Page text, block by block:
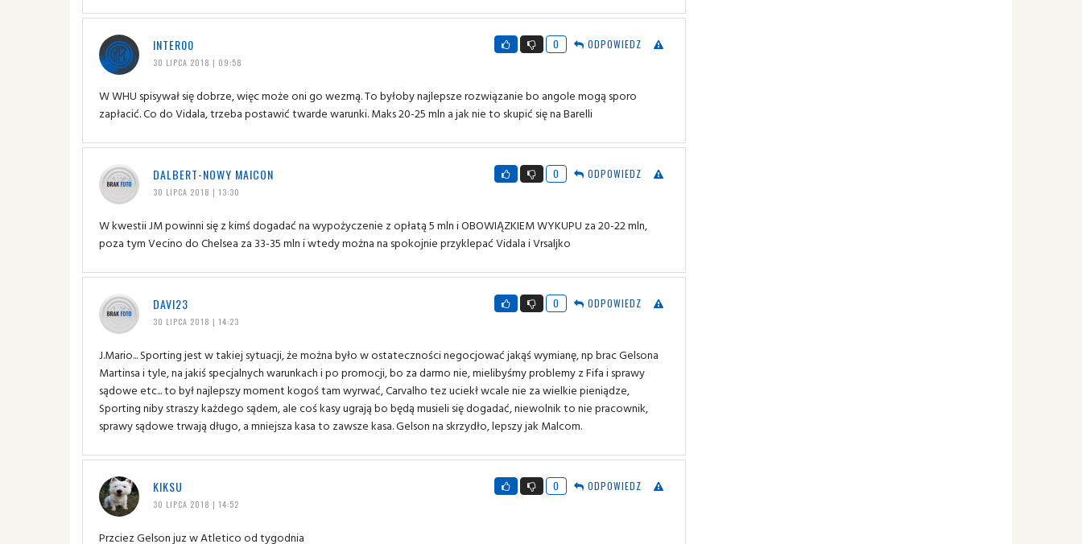
INTER00
30 LIPCA 2018 | 09:58
0 ODPOWIEDZ
W WHU spisywał się dobrze, więc może oni go wezmą. To byłoby najlepsze rozwiązanie bo angole mogą sporo
zapłacić. Co do Vidala, trzeba postawić twarde warunki. Maks 20-25 mln a jak nie to skupić się na Barelli
DALBERT-NOWY MAICON
30 LIPCA 2018 | 13:30
0 ODPOWIEDZ
W kwestii JM powinni się z kimś dogadać na wypożyczenie z opłatą 5 mln i OBOWIĄZKIEM WYKUPU za 20-22 mln,
poza tym Vecino do Chelsea za 33-35 mln i wtedy można na spokojnie przyklepać Vidala i Vrsaljko
DAVI23
30 LIPCA 2018 | 14:23
0 ODPOWIEDZ
J.Mario... Sporting jest w takiej sytuacji, że można było w ostateczności negocjować jakąś wymianę, np brac Gelsona
Martinsa i tyle, na jakiś specjalnych warunkach i po promocji, bo za darmo nie, mielibyśmy problemy z Fifa i sprawy
sądowe etc... to był najlepszy moment kogoś tam wyrwać, Carvalho tez uciekł wcale nie za wielkie pieniądze,
Sporting niby straszy każdego sądem, ale coś kasy ugrają bo będą musieli się dogadać, niewolnik to nie pracownik,
sprawy sądowe trwają długo, a mniejsza kasa to zawsze kasa. Gelson na skrzydło, lepszy jak Malcom.
KIKSU
30 LIPCA 2018 | 14:52
0 ODPOWIEDZ
Przciez Gelson juz w Atletico od tygodnia